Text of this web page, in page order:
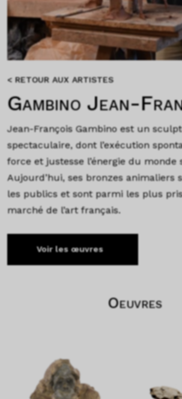
< RETOUR AUX ARTISTES
Gambino Jean-
Jean-François Gambino est un
spectaculaire, dont l’exécution
force et justesse l’énergie du monde
Aujourd’hui, ses bronzes animaliers
les publics et sont parmi les plus
marché de l’art français.
Voir les œuvres
Oeuvres